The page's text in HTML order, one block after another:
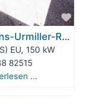
Favorit
E-Ladestation Hans-Urmiller-Ring 38
EU, 150 kW
82515
…